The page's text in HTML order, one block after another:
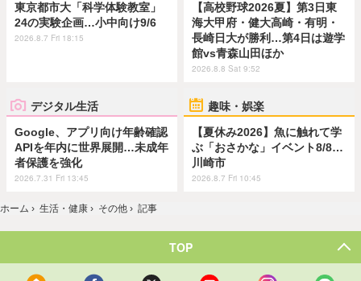
東京都市大「科学体験教室」
24の実験企画…小中向け9/6
2026.8.7 Fri 18:15
【高校野球2026夏】第3日東
海大甲府・健大高崎・有明・
長崎日大が勝利…第4日は遊学
館vs青森山田ほか
2026.8.8 Sat 9:52
デジタル生活
Google、アプリ向け年齢確認
APIを年内に世界展開…未成年
者保護を強化
2026.7.31 Fri 13:45
趣味・娯楽
【夏休み2026】魚に触れて学
ぶ「おさかな」イベント8/8…
川崎市
2026.8.7 Fri 10:45
ホーム › 生活・健康 › その他 › 記事
TOP